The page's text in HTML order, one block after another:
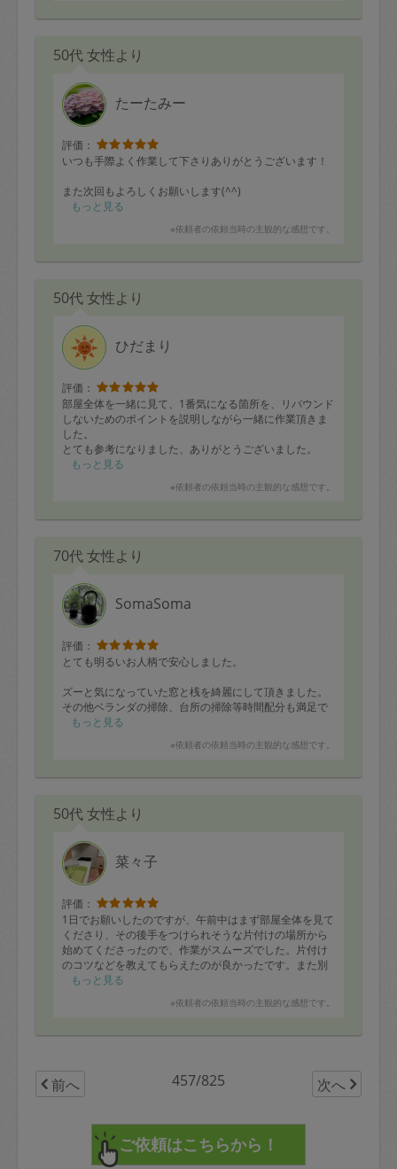
50代 女性より
たーたみー
評価：
いつも手際よく作業して下さりありがとうございます！
また次回もよろしくお願いします(^^)
もっと見る
※依頼者の依頼当時の主観的な感想です。
50代 女性より
ひだまり
評価：
部屋全体を一緒に見て、1番気になる箇所を、リバウンド
しないためのポイントを説明しながら一緒に作業頂きま
した。
とても参考になりました、ありがとうございました。
一生懸命伝えようというお気持ちが、とても嬉しかった
また宜しくお願いします。
もっと見る
※依頼者の依頼当時の主観的な感想です。
70代 女性より
SomaSoma
評価：
とても明るいお人柄で安心しました。
ズーと気になっていた窓と桟を綺麗にして頂きました。
その他ベランダの掃除、台所の掃除等時間配分も満足で
きるものでした。
もっと見る
※依頼者の依頼当時の主観的な感想です。
50代 女性より
菜々子
評価：
1日でお願いしたのですが、午前中はまず部屋全体を見て
くださり、その後手をつけられそうな片付けの場所から
始めてくださったので、作業がスムーズでした。片付け
のコツなどを教えてもらえたのが良かったです。また別
の箇所お願いしたいと思います。
もっと見る
※依頼者の依頼当時の主観的な感想です。
前へ 457/825 次へ